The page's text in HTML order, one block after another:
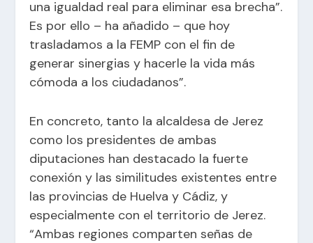
una igualdad real para eliminar esa brecha”.
Es por ello – ha añadido – que hoy
trasladamos a la FEMP con el fin de
generar sinergias y hacerle la vida más
cómoda a los ciudadanos”.
En concreto, tanto la alcaldesa de Jerez
como los presidentes de ambas
diputaciones han destacado la fuerte
conexión y las similitudes existentes entre
las provincias de Huelva y Cádiz, y
especialmente con el territorio de Jerez.
“Ambas regiones comparten señas de